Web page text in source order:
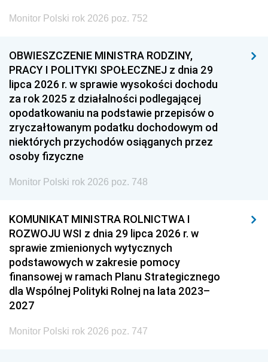
Monitor Polski rok 2026 poz. 752
OBWIESZCZENIE MINISTRA RODZINY,
PRACY I POLITYKI SPOŁECZNEJ z dnia 29
lipca 2026 r. w sprawie wysokości dochodu
za rok 2025 z działalności podlegającej
opodatkowaniu na podstawie przepisów o
zryczałtowanym podatku dochodowym od
niektórych przychodów osiąganych przez
osoby fizyczne
Monitor Polski rok 2026 poz. 748
KOMUNIKAT MINISTRA ROLNICTWA I
ROZWOJU WSI z dnia 29 lipca 2026 r. w
sprawie zmienionych wytycznych
podstawowych w zakresie pomocy
finansowej w ramach Planu Strategicznego
dla Wspólnej Polityki Rolnej na lata 2023–
2027
Monitor Polski rok 2026 poz. 747